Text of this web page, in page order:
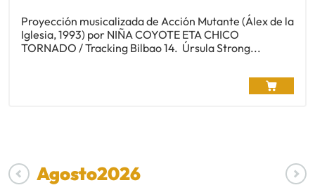
Proyección musicalizada de Acción Mutante (Álex de la
Iglesia, 1993) por NIÑA COYOTE ETA CHICO
TORNADO / Tracking Bilbao 14. Úrsula Strong...
Agosto2026